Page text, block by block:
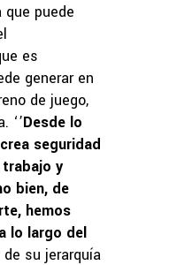
que puede
es
generar en
de juego,
‘’Desde lo
seguridad
y
bien, de
hemos
lo largo del
de su jerarquía